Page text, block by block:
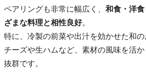
ペアリングも非常に幅広く、 和食・洋
ざまな料理と相性良好。
特に、冷製の前菜や出汁を効かせた和
チーズや生ハムなど、素材の風味を活
抜群です。